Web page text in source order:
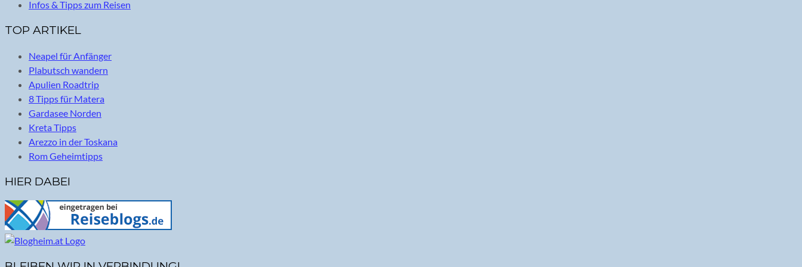
Infos & Tipps zum Reisen
TOP ARTIKEL
Neapel für Anfänger
Plabutsch wandern
Apulien Roadtrip
8 Tipps für Matera
Gardasee Norden
Kreta Tipps
Arezzo in der Toskana
Rom Geheimtipps
HIER DABEI